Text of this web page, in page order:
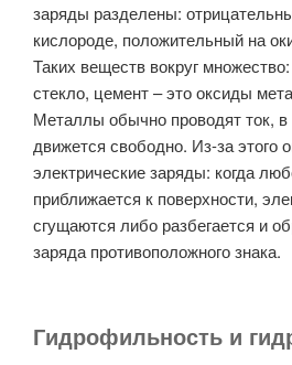
заряды разделены:
кислороде, положительный на
Таких веществ вокруг
стекло, цемент – это оксиды
Металлы обычно проводят ток, в
движется свободно. Из-за этого
электрические заряды: когда
приближается к поверхности,
сгущаются либо разбегается и
заряда противоположного знака.
Гидрофильность и